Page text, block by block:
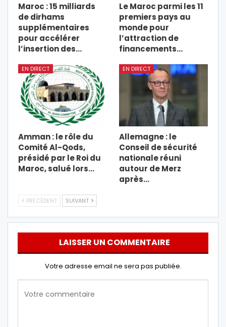
Maroc : 15 milliards
de dirhams
supplémentaires
pour accélérer
l’insertion des…
Le Maroc parmi les 11
premiers pays au
monde pour
l’attraction de
financements…
EN DIRECT
Amman : le rôle du
Comité Al-Qods,
présidé par le Roi du
Maroc, salué lors…
EN DIRECT
Allemagne : le
Conseil de sécurité
nationale réuni
autour de Merz
après…
PRÉCÉDENT SUIVANT
LAISSER UN COMMENTAIRE
Votre adresse email ne sera pas publiée.